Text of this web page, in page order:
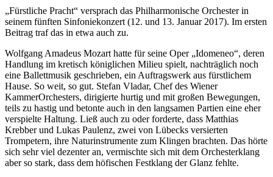
„Fürstliche Pracht“ versprach das Philharmonische Orchester in
seinem fünften Sinfoniekonzert (12. und 13. Januar 2017). Im ersten
Beitrag traf das in etwa auch zu.
Wolfgang Amadeus Mozart hatte für seine Oper „Idomeneo“, deren
Handlung im kretisch königlichen Milieu spielt, nachträglich noch
eine Ballettmusik geschrieben, ein Auftragswerk aus fürstlichem
Hause. So weit, so gut. Stefan Vladar, Chef des Wiener
KammerOrchesters, dirigierte hurtig und mit großen Bewegungen,
teils zu hastig und betonte auch in den langsamen Partien eine eher
verspielte Haltung. Ließ auch zu oder forderte, dass Matthias
Krebber und Lukas Paulenz, zwei von Lübecks versierten
Trompetern, ihre Naturinstrumente zum Klingen brachten. Das hörte
sich sehr viel dezenter an, vermischte sich mit dem Orchesterklang
aber so stark, dass dem höfischen Festklang der Glanz fehlte.